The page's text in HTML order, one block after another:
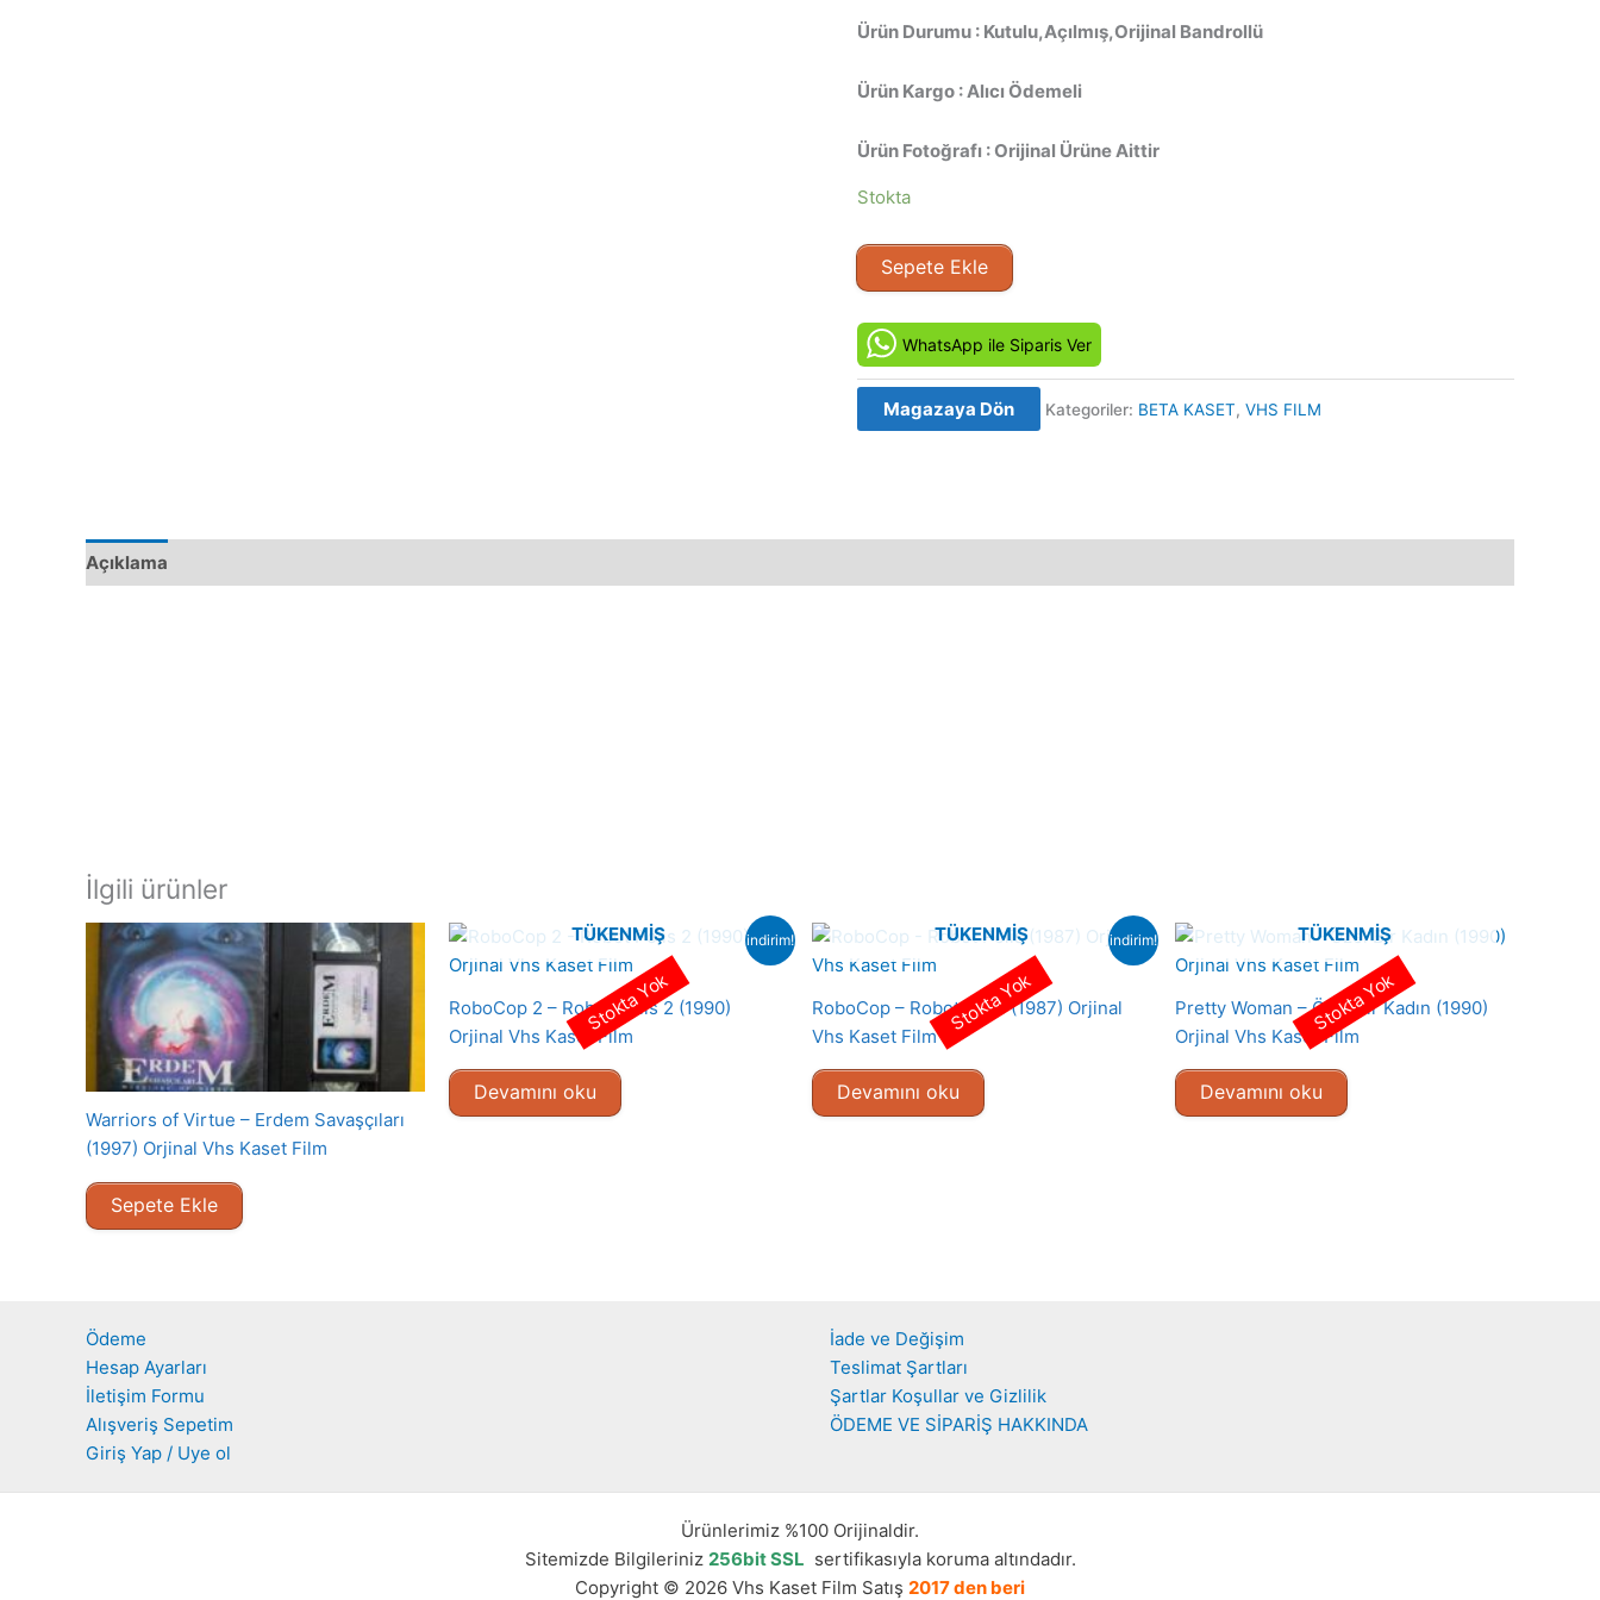
Ürün Durumu : Kutulu,Açılmış,Orijinal Bandrollü
Ürün Kargo : Alıcı Ödemeli
Ürün Fotoğrafı : Orijinal Ürüne Aittir
Stokta
Nejat
Uygur
Hastane
mi
Kestane
mi
Beta
Sepete Ekle
WhatsApp ile Siparis Ver
Magazaya Dön Kategoriler: BETA KASET, VHS FILM
Açıklama
İlgili ürünler
Warriors of Virtue – Erdem Savaşçıları
(1997) Orjinal Vhs Kaset Film
Sepete Ekle
indirim!
TÜKENMIŞ
RoboCop 2 – Robot Polis 2 (1990)
Orjinal Vhs Kaset Film
Devamını oku
Stokta Yok
indirim!
TÜKENMIŞ
RoboCop – Robot Polis (1987) Orjinal
Vhs Kaset Film
Devamını oku
Stokta Yok
TÜKENMIŞ
Pretty Woman – Özel Bir Kadın (1990)
Orjinal Vhs Kaset Film
Devamını oku
Stokta Yok
Ödeme
Hesap Ayarları
İletişim Formu
Alışveriş Sepetim
Giriş Yap / Uye ol
İade ve Değişim
Teslimat Şartları
Şartlar Koşullar ve Gizlilik
ÖDEME VE SİPARİŞ HAKKINDA
Ürünlerimiz %100 Orijinaldir.
Sitemizde Bilgileriniz 256bit SSL sertifikasıyla koruma altındadır.
Copyright © 2026 Vhs Kaset Film Satış 2017 den beri